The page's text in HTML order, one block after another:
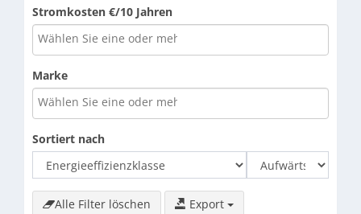
Stromkosten €/10 Jahren
Marke
Sortiert nach
Alle Filter löschen
Export